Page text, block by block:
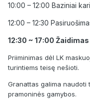
10:00 – 12:00 Baziniai
12:00 – 12:30
12:30 ~ 17:00 Žaidimas
Priiminimas dėl LK
turintiems teisę nešioti.
Granattas galima naudoti
pramoninės gamybos.